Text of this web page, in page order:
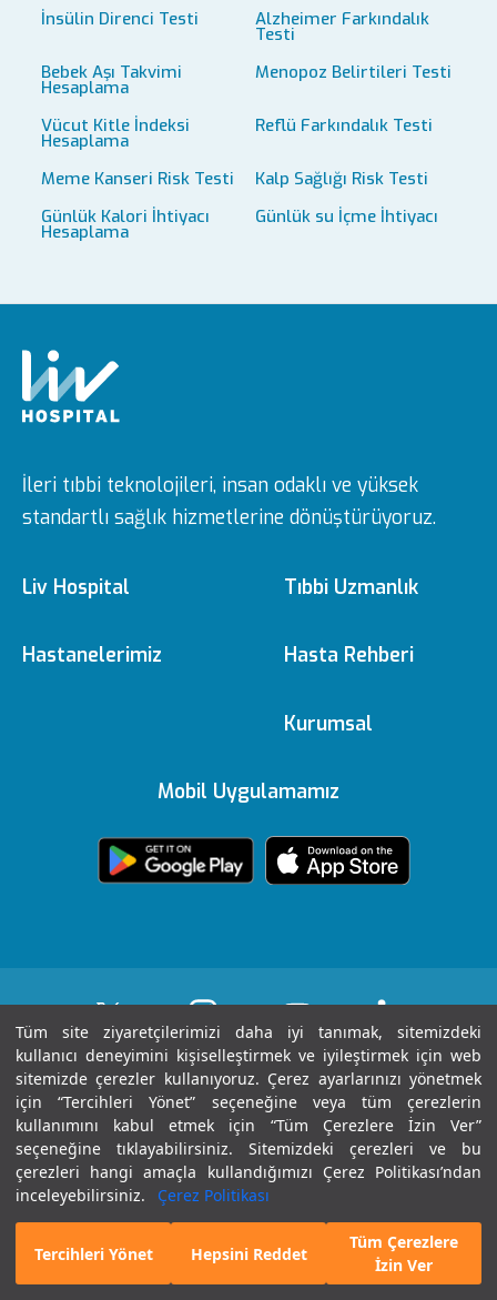
Tüm site ziyaretçilerimizi daha iyi tanımak, sitemizdeki
kullanıcı deneyimini kişiselleştirmek ve iyileştirmek için web
sitemizde çerezler kullanıyoruz. Çerez ayarlarınızı yönetmek
için “Tercihleri Yönet” seçeneğine veya tüm çerezlerin
kullanımını kabul etmek için “Tüm Çerezlere İzin Ver”
seçeneğine tıklayabilirsiniz. Sitemizdeki çerezleri ve bu
çerezleri hangi amaçla kullandığımızı Çerez Politikası’ndan
inceleyebilirsiniz.
Çerez Politikası
Tercihleri Yönet Hepsini Reddet
Tüm Çerezlere
İzin Ver
E-Randevu Hekim Bul
İnsülin Direnci Testi
Alzheimer Farkındalık
Testi
Bebek Aşı Takvimi
Hesaplama
Menopoz Belirtileri Testi
Vücut Kitle İndeksi
Hesaplama
Reflü Farkındalık Testi
Meme Kanseri Risk Testi
Kalp Sağlığı Risk Testi
Günlük Kalori İhtiyacı
Hesaplama
Günlük su İçme İhtiyacı
İleri tıbbi teknolojileri, insan odaklı ve yüksek
standartlı sağlık hizmetlerine dönüştürüyoruz.
Liv Hospital
Hakkımızda
Belgesi
Sertifika & Akreditasyon
Haberler ve Etkinlikler
Hastanelerimiz
Ankara
Gaziantep
Tüm Hastanelerimiz
Tıbbi Uzmanlık
Tıbbi Branşlar
Doktorlarımız
Hastalıklar ve
Tedavileri
Hasta Rehberi
e-Sonuc
Sizi Dinliyoruz
Evde Bakım
Hizmetleri
Nöbetçi Eczane
Gebelik Okulu
Kurumsal
içerik Güncelleme
Yasal Uyarı
Anlaşmalı Kurumlar
İletişim
Mobil Uygulamamız
Tüm Hakları Saklıdır © 2025 | Sayfa içeriği sadece
bilgilendirme amaçlıdır. Tanı ve tedavi için mutlaka
doktorunuza başvurunuz.
Son Güncellenme Tarihi : 07.08.2026 20:24:53